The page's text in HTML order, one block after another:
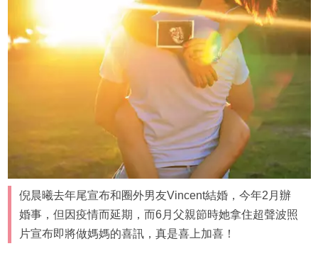
倪晨曦去年尾宣布和圈外男友Vincent結婚，今年2月辦
婚事，但因疫情而延期，而6月父親節時她拿住超聲波照
片宣布即將做媽媽的喜訊，真是喜上加喜！